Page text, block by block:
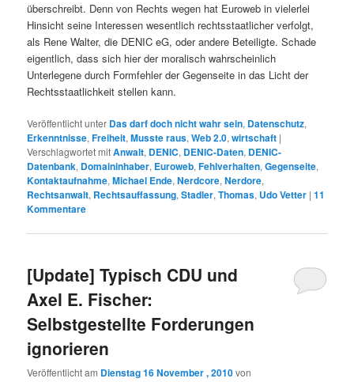
überschreibt. Denn von Rechts wegen hat Euroweb in vielerlei
Hinsicht seine Interessen wesentlich rechtsstaatlicher verfolgt,
als Rene Walter, die DENIC eG, oder andere Beteiligte. Schade
eigentlich, dass sich hier der moralisch wahrscheinlich
Unterlegene durch Formfehler der Gegenseite in das Licht der
Rechtsstaatlichkeit stellen kann.
Veröffentlicht unter Das darf doch nicht wahr sein, Datenschutz,
Erkenntnisse,Freiheit,Musste raus,Web 2.0,wirtschaft |
Verschlagwortet mitAnwalt, DENIC, DENIC-Daten, DENIC-
Datenbank, Domaininhaber, Euroweb,Fehlverhalten,Gegenseite,
Kontaktaufnahme,Michael Ende,Nerdcore,Nerdore,
Rechtsanwalt, Rechtsauffassung,Stadler,Thomas, Udo Vetter |11
Kommentare
[Update] Typisch CDU und
Axel E. Fischer:
Selbstgestellte Forderungen
ignorieren
Veröffentlicht am Dienstag 16 November , 2010von